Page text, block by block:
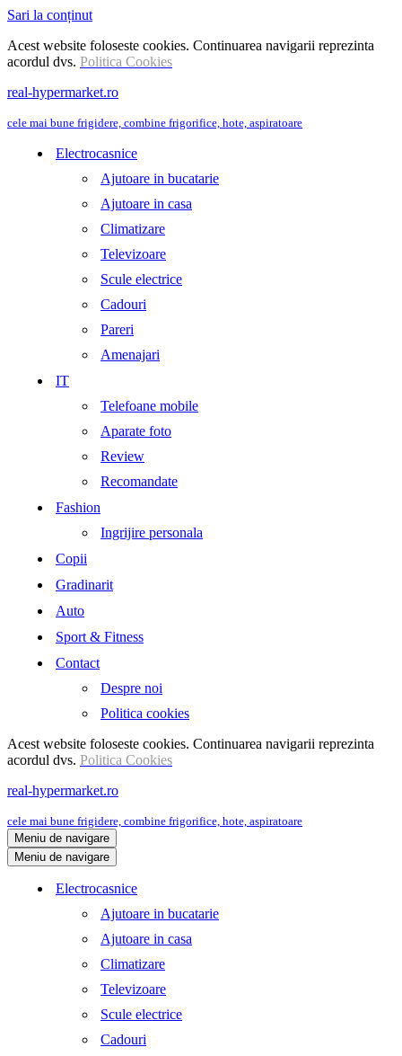
Sari la conținut
Acest website foloseste cookies. Continuarea navigarii reprezinta
acordul dvs. Politica Cookies
real-hypermarket.ro
cele mai bune frigidere, combine frigorifice, hote, aspiratoare
Electrocasnice
Ajutoare in bucatarie
Ajutoare in casa
Climatizare
Televizoare
Scule electrice
Cadouri
Pareri
Amenajari
IT
Telefoane mobile
Aparate foto
Review
Recomandate
Fashion
Ingrijire personala
Copii
Gradinarit
Auto
Sport & Fitness
Contact
Despre noi
Politica cookies
Acest website foloseste cookies. Continuarea navigarii reprezinta
acordul dvs. Politica Cookies
real-hypermarket.ro
cele mai bune frigidere, combine frigorifice, hote, aspiratoare
Meniu de navigare
Meniu de navigare
Electrocasnice
Ajutoare in bucatarie
Ajutoare in casa
Climatizare
Televizoare
Scule electrice
Cadouri